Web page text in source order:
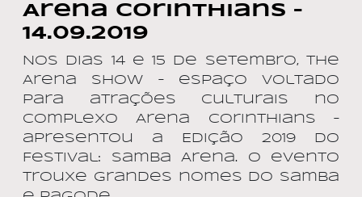
Arena Corinthians –
14.09.2019
Nos dias 14 e 15 de setembro, The
Arena Show – espaço voltado
para atrações culturais no
Complexo Arena Corinthians –
apresentou a Edição 2019 do
Festival: Samba Arena. O evento
trouxe grandes nomes do samba